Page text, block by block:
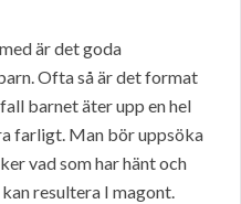
är det goda
Ofta så är det format
barnet äter upp en hel
farligt. Man bör uppsöka
vad som har hänt och
resultera I magont.